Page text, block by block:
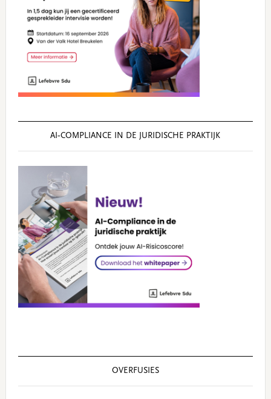
AI‑COMPLIANCE IN DE JURIDISCHE PRAKTIJK
OVERFUSIES